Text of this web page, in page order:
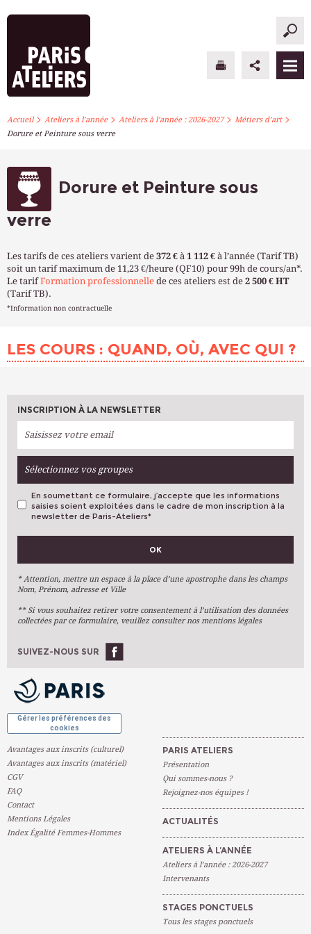
PARIS ATELIERS
ATELIERS À L’ANNÉE
S’INSCRIRE
Accueil> Ateliers à l’année> Ateliers à l’année : 2026-2027> Métiers d’art>
Dorure et Peinture sous verre
Dorure et Peinture sous
verre
Les tarifs de ces ateliers varient de 372 € à 1 112 € à l’année (Tarif TB)
soit un tarif maximum de 11,23 €/heure (QF10) pour 99h de cours/an*.
Le tarifFormation professionnelle de ces ateliers est de 2 500 € HT
(Tarif TB).
*Information non contractuelle
LES COURS : QUAND, OÙ, AVEC QUI ?
INSCRIPTION À LA NEWSLETTER
Sélectionnez vos groupes
VOS PRÉFÉRENCES
Arts Plastiques
Arts Du Texte
Arts Numériques
Ateliers À L'année
En soumettant ce formulaire, j’accepte que les informations
saisies soient exploitées dans le cadre de mon inscription à la
newsletter de Paris-Ateliers*
OK
* Attention, mettre un espace à la place d’une apostrophe dans les champs
Nom, Prénom, adresse et Ville
** Si vous souhaitez retirer votre consentement à l’utilisation des données
collectées par ce formulaire, veuillez consulter nos mentions légales
SUIVEZ-NOUS SUR
Gérer les préférences des
cookies
Avantages aux inscrits (culturel)
Avantages aux inscrits (matériel)
CGV
FAQ
Contact
Mentions Légales
Index Égalité Femmes-Hommes
PARIS ATELIERS
Présentation
Qui sommes-nous ?
Rejoignez-nos équipes !
ACTUALITÉS
ATELIERS À L’ANNÉE
Ateliers à l’année : 2026-2027
Intervenants
STAGES PONCTUELS
Tous les stages ponctuels